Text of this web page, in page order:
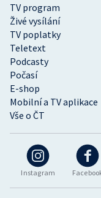
Instagram
TV program
Živé vysílání
TV poplatky
Teletext
Podcasty
Počasí
E-shop
Mobilní a TV aplikace
Vše o ČT